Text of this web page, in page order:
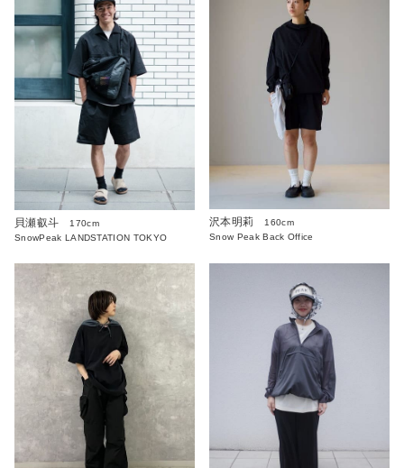
貝瀬叡斗
170cm
SnowPeak LANDSTATION TOKYO
沢本明莉
160cm
Snow Peak Back Office